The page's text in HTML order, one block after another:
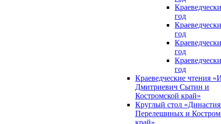
год
год
год
год
Краеведческие чтения
Дмитриевич Сытин и
Костромской край»
Круглый стол
Перелешиных и
край»